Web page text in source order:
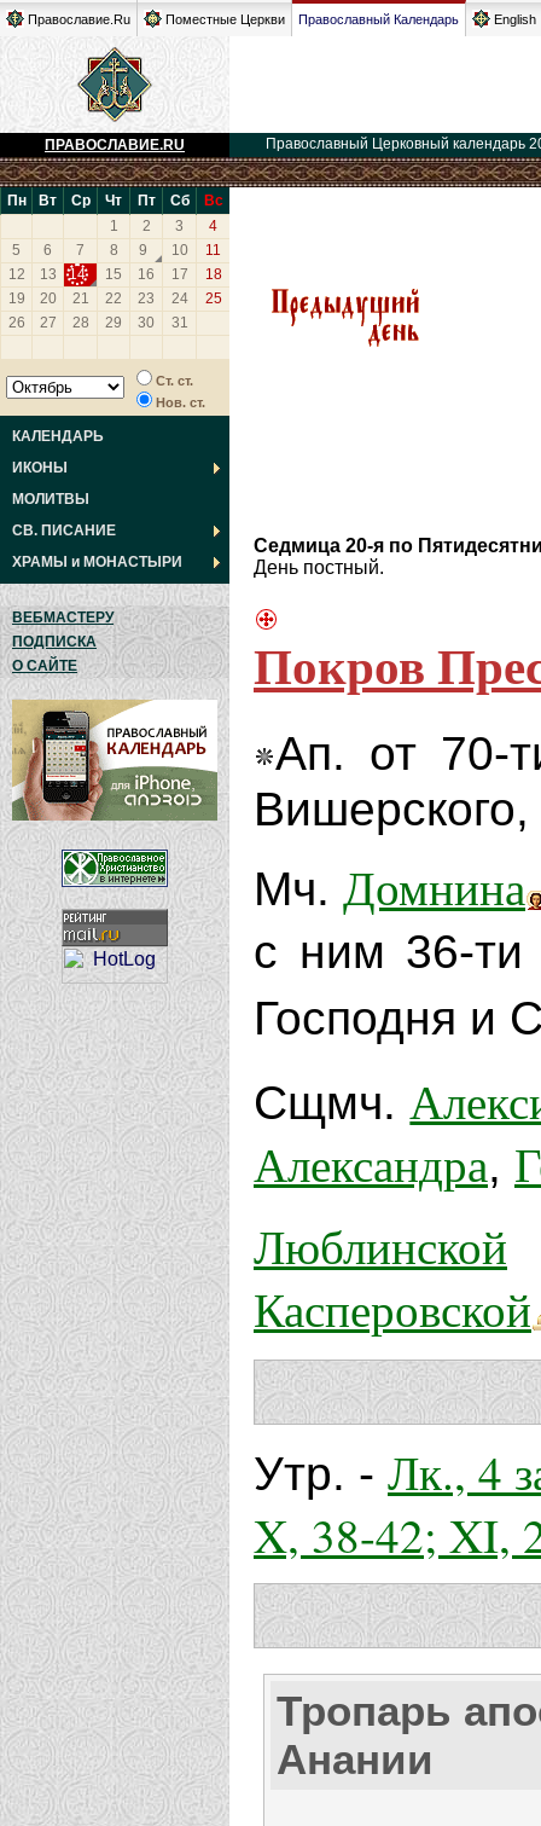
Православие.Ru Поместные Церкви Православный Календарь English
ПРАВОСЛАВИЕ.RU Православный Церковный календарь
Пн Вт Ср Чт Пт Сб
Вс
1
2 3
4
5
6 7 8 9 10
11
12
13 14 15 16 17
18
19
20 21 22 23 24
25
26
27 28 29 30 31
Ст. ст.
Нов. ст.
КАЛЕНДАРЬ
ИКОНЫ
МОЛИТВЫ
СВ. ПИСАНИЕ
ХРАМЫ и МОНАСТЫРИ
ВЕБМАСТЕРУ
ПОДПИСКА
О САЙТЕ
Седмица 20-я по
День постный.
Покров
Ап. от 70-
Вишерского,
Мч. Домнина
с ним 36-ти
Господня и
Сщмч.
Александра,
Люблинской
Касперовской
Утр. - Лк., 4
X, 38-42; XI,
Тропарь
Анании